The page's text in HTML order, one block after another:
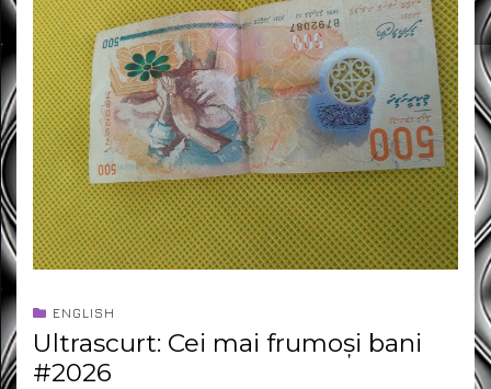
ENGLISH
Ultrascurt: Cei mai frumoși bani
#2026